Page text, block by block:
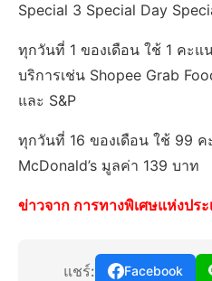
Special 3 Special Day
ทุกวันที่ 1 ของเดือน ใช้ 1 คะ
บริการเช่น Shopee Grab
และ S&P
ทุกวันที่ 16 ของเดือน ใช้ 99
McDonald’s มูลค่า 139 บาท
ข่าวจาก การทางพิเศษแห่งปร
แชร์: Facebook